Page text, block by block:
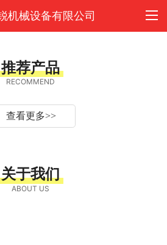
机械设备有限公司
推荐产品
RECOMMEND
查看更多>>
关于我们
ABOUT US